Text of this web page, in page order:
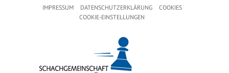
IMPRESSUM DATENSCHUTZERKLÄRUNG
COOKIES
COOKIE-EINSTELLUNGEN